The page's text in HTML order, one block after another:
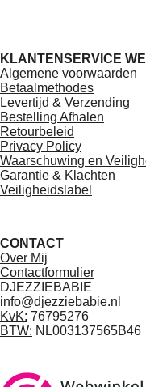
KLANTENSERVICE
Algemene voorwaarden
Betaalmethodes
Levertijd & Verzending
Bestelling Afhalen
Retourbeleid
Privacy Policy
Waarschuwing en
Garantie & Klachten
Veiligheidslabel
CONTACT
Over Mij
Contactformulier
DJEZZIEBABIE
info@djezziebabie.nl
KvK:
BTW: